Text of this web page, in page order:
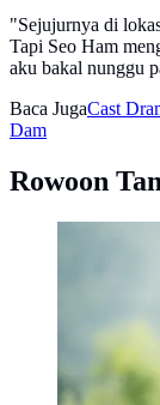
"Sejujurnya di
Tapi Seo Ham
aku bakal nunggu
Baca JugaCast
Dam
Rowoon